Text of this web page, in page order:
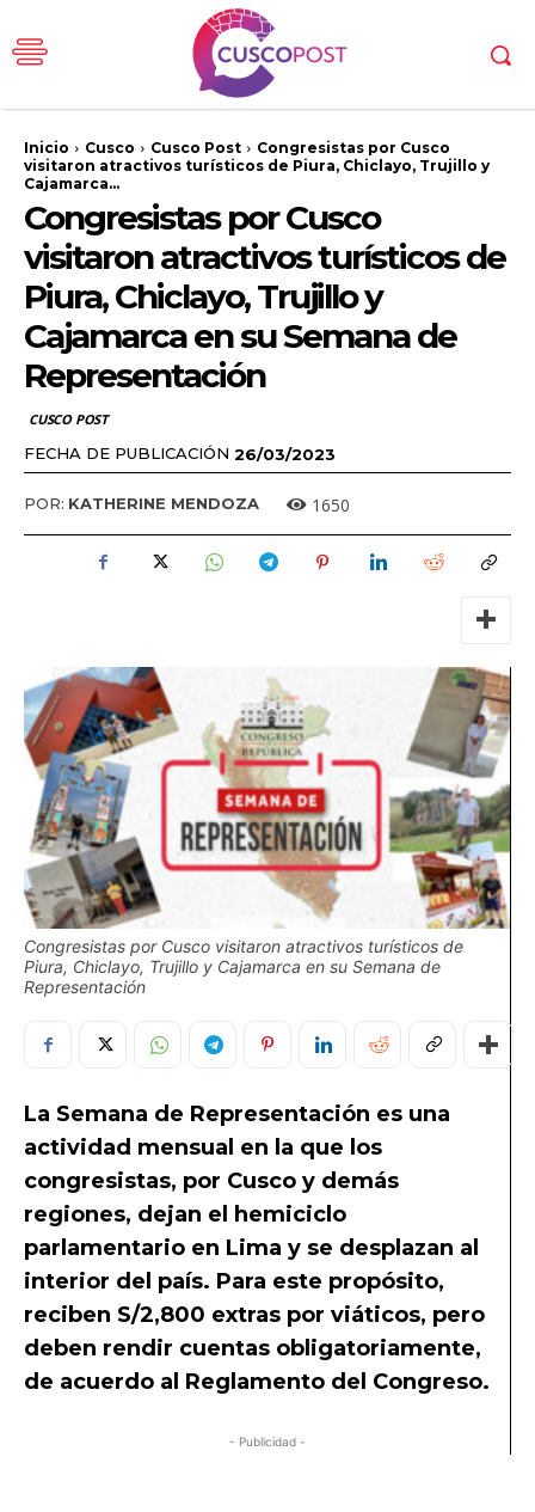
Inicio Cusco Cusco Post
Congresistas por Cusco
visitaron atractivos turísticos de Piura, Chiclayo, Trujillo y
Cajamarca...
Congresistas por Cusco
visitaron atractivos turísticos de
Piura, Chiclayo, Trujillo y
Cajamarca en su Semana de
Representación
CUSCO POST
FECHA DE PUBLICACIÓN 26/03/2023
POR: KATHERINE MENDOZA 1650
Congresistas por Cusco visitaron atractivos turísticos de
Piura, Chiclayo, Trujillo y Cajamarca en su Semana de
Representación
La Semana de Representación es una
actividad mensual en la que los
congresistas, por Cusco y demás
regiones, dejan el hemiciclo
parlamentario en Lima y se desplazan al
interior del país. Para este propósito,
reciben S/2,800 extras por viáticos, pero
deben rendir cuentas obligatoriamente,
de acuerdo al Reglamento del Congreso.
- Publicidad -